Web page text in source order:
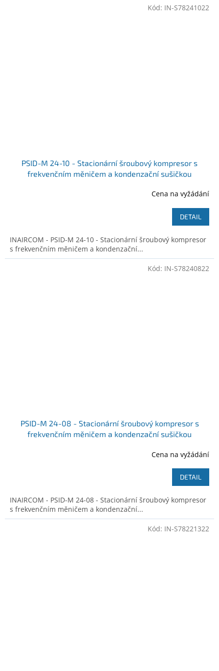
PSID-M 24-10 - Stacionární šroubový kompresor s
frekvenčním měničem a kondenzační sušičkou
Cena na vyžádání
DETAIL
INAIRCOM - PSID-M 24-10 - Stacionární šroubový kompresor
s frekvenčním měničem a kondenzační...
Kód: IN-S78241022
PSID-M 24-08 - Stacionární šroubový kompresor s
frekvenčním měničem a kondenzační sušičkou
Cena na vyžádání
DETAIL
INAIRCOM - PSID-M 24-08 - Stacionární šroubový kompresor
s frekvenčním měničem a kondenzační...
Kód: IN-S78240822
Kód: IN-S78221322